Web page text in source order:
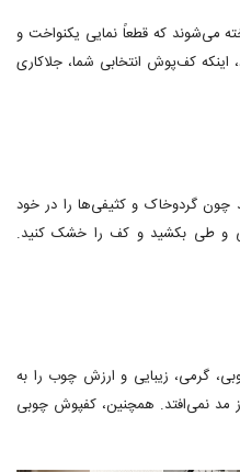
می‌شوند که قطعاً نمایی یکنواخت و
اینکه کف‌پوش انتخابی شما، جلاکاری
گردوخاک و کثیفی‌ها را در خود
و طی بکشید و کف را خشک کنید.
گرمی، زیبایی و ارزش چوب را به
مد نمی‌افتد. همچنین، کفپوش چوبی